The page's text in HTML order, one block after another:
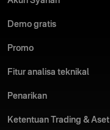
Demo gratis
Promo
Fitur analisa teknikal
Penarikan
Ketentuan Trading & Aset